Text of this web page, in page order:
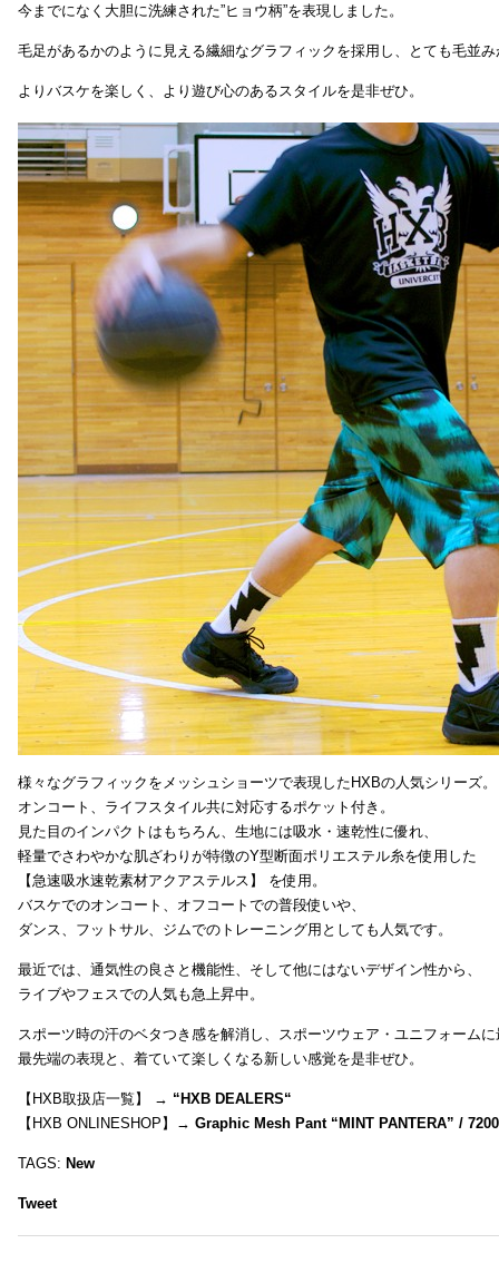
今までになく大胆に洗練された”ヒョウ柄”を表現しました。
毛足があるかのように見える繊細なグラフィックを採用し、とても毛並
よりバスケを楽しく、より遊び心のあるスタイルを是非ぜひ。
様々なグラフィックをメッシュショーツで表現したHXBの人気シリーズ。
オンコート、ライフスタイル共に対応するポケット付き。
見た目のインパクトはもちろん、生地には吸水・速乾性に優れ、
軽量でさわやかな肌ざわりが特徴のY型断面ポリエステル糸を使用した
【急速吸水速乾素材アクアステルス】 を使用。
バスケでのオンコート、オフコートでの普段使いや、
ダンス、フットサル、ジムでのトレーニング用としても人気です。
最近では、通気性の良さと機能性、そして他にはないデザイン性から、
ライブやフェスでの人気も急上昇中。
スポーツ時の汗のベタつき感を解消し、スポーツウェア・ユニフォーム
最先端の表現と、着ていて楽しくなる新しい感覚を是非ぜひ。
【HXB取扱店一覧】 → “HXB DEALERS“
【HXB ONLINESHOP】→ Graphic Mesh Pant “MINT PANTERA” /
TAGS: New
Tweet